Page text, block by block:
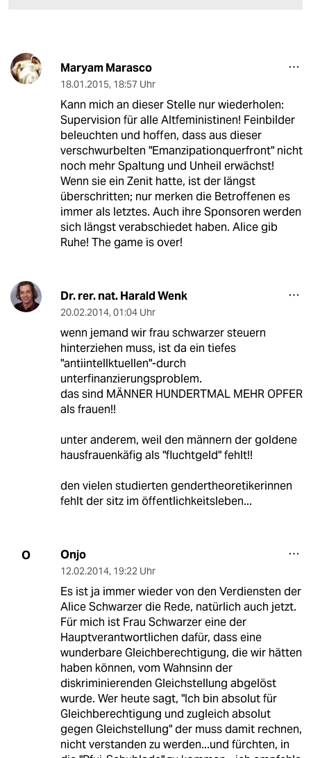
Maryam Marasco
18.01.2015, 18:57 Uhr
Kann mich an dieser Stelle nur wiederholen:
Supervision für alle Altfeministinen! Feinbilder
beleuchten und hoffen, dass aus dieser
verschwurbelten "Emanzipationquerfront" nicht
noch mehr Spaltung und Unheil erwächst!
Wenn sie ein Zenit hatte, ist der längst
überschritten; nur merken die Betroffenen es
immer als letztes. Auch ihre Sponsoren werden
sich längst verabschiedet haben. Alice gib
Ruhe! The game is over!
Dr. rer. nat. Harald Wenk
20.02.2014, 01:04 Uhr
wenn jemand wir frau schwarzer steuern
hinterziehen muss, ist da ein tiefes
"antiintellktuellen"-durch
unterfinanzierungsproblem.
das sind MÄNNER HUNDERTMAL MEHR OPFER
als frauen!!
unter anderem, weil den männern der goldene
hausfrauenkäfig als "fluchtgeld" fehlt!!
den vielen studierten gendertheoretikerinnen
fehlt der sitz im öffentlichkeitsleben...
O Onjo
12.02.2014, 19:22 Uhr
Es ist ja immer wieder von den Verdiensten der
Alice Schwarzer die Rede, natürlich auch jetzt.
Für mich ist Frau Schwarzer eine der
Hauptverantwortlichen dafür, dass eine
wunderbare Gleichberechtigung, die wir hätten
haben können, vom Wahnsinn der
diskriminierenden Gleichstellung abgelöst
wurde. Wer heute sagt, "Ich bin absolut für
Gleichberechtigung und zugleich absolut
gegen Gleichstellung" der muss damit rechnen,
nicht verstanden zu werden...und fürchten, in